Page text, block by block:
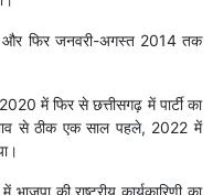
फिर जनवरी-अगस्त 2014 तक
में फिर से छत्तीसगढ़ में पार्टी का
से ठीक एक साल पहले, 2022 में